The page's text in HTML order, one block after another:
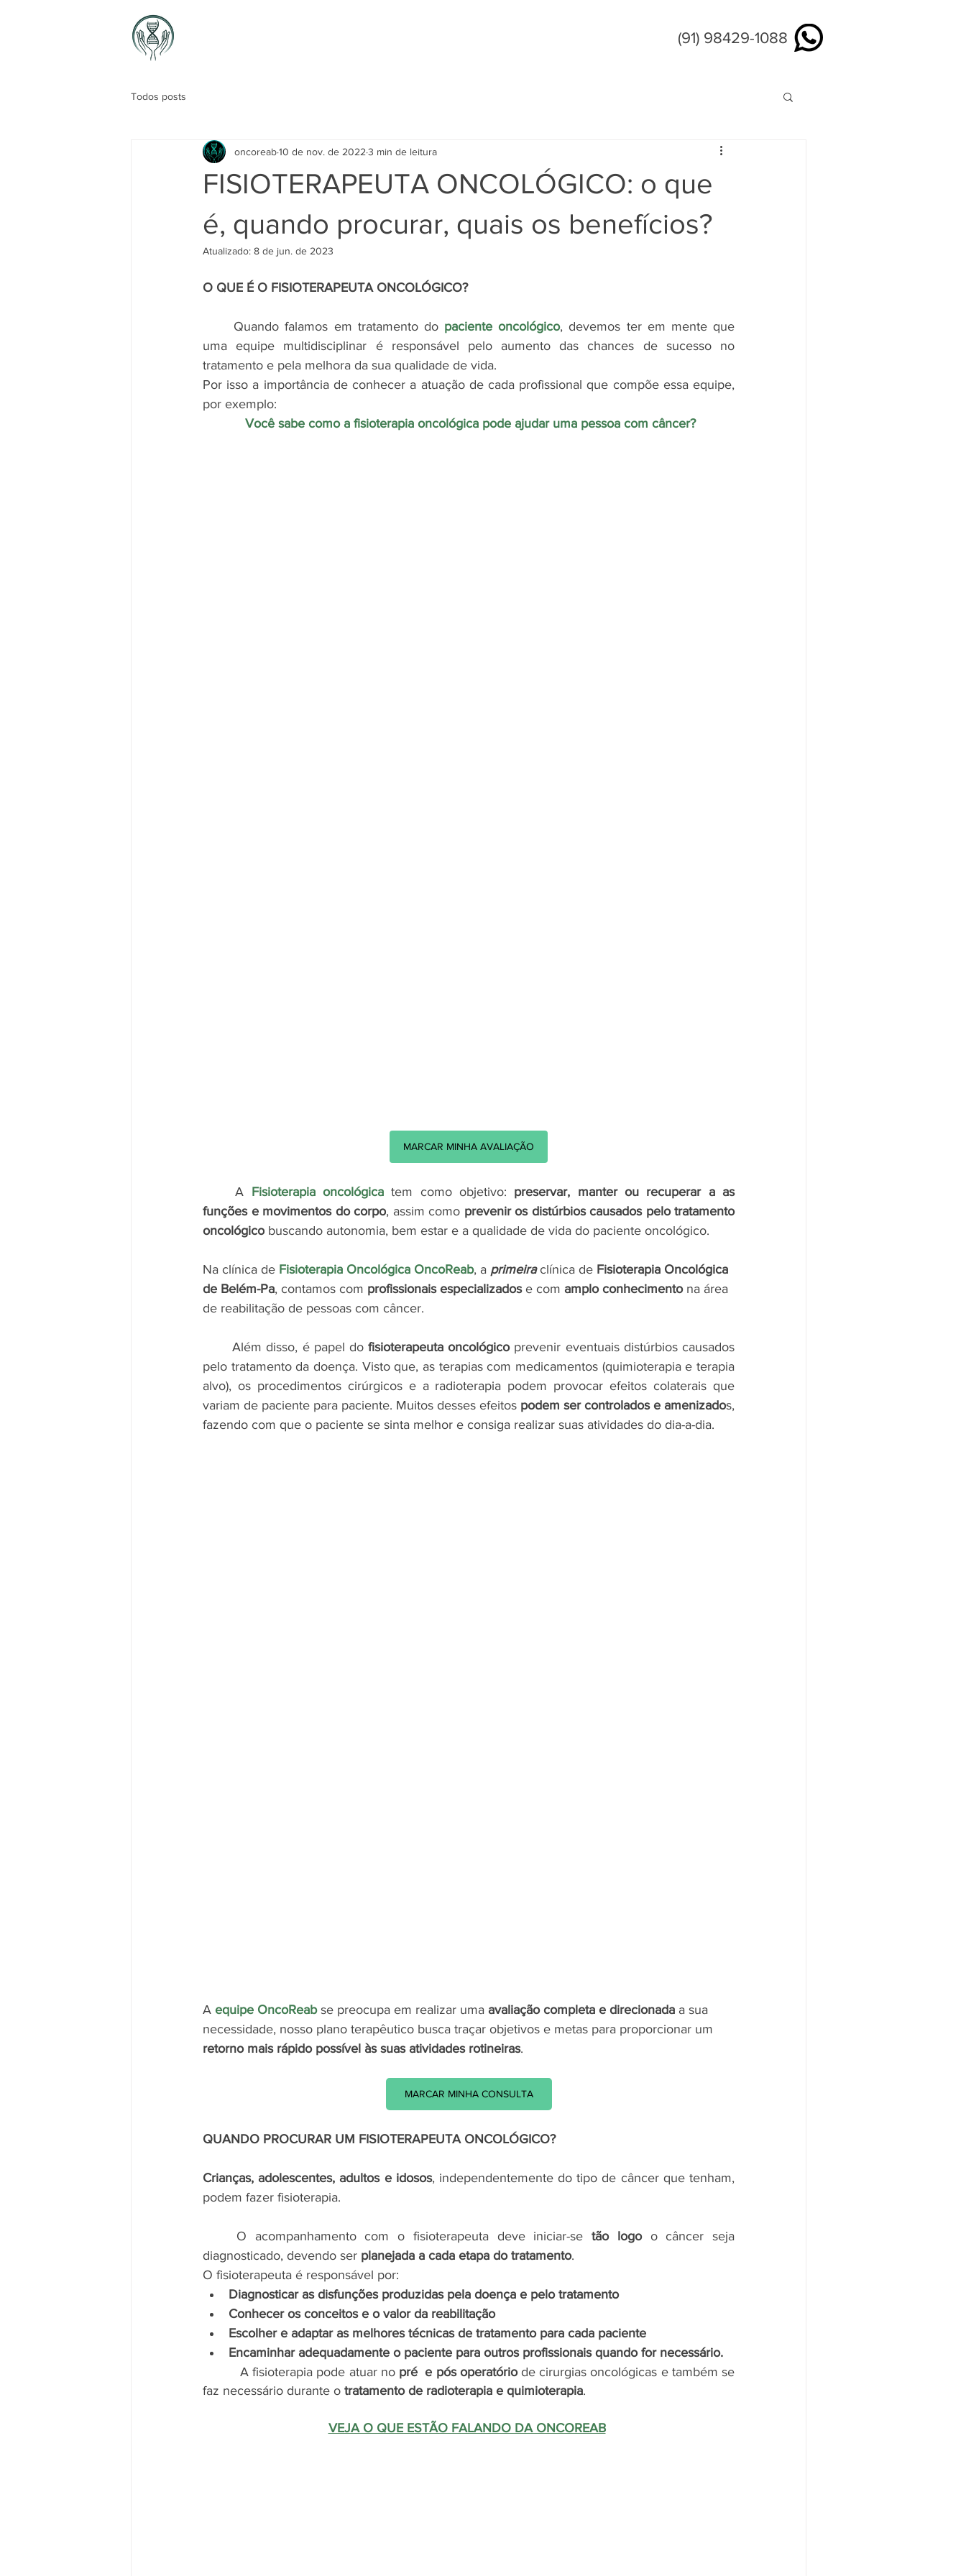
(91) 98429-1088
Todos posts
FISIOTERAPEUTA ONCOLÓGICO: o que
é, quando procurar, quais os benefícios?
oncoreab10 de nov. de 2022 3 min de leitura
Atualizado: 8 de jun. de 2023
O QUE É O FISIOTERAPEUTA ONCOLÓGICO?
	Quando falamos em tratamento do
paciente oncológico, devemos ter em mente que
uma equipe multidisciplinar é responsável pelo aumento das chances de sucesso no
tratamento e pela melhora da sua qualidade de vida.
Por isso a importância de conhecer a atuação de cada profissional que compõe essa equipe,
por exemplo:
Você sabe como a fisioterapia oncológica pode ajudar uma pessoa com câncer?
MARCAR MINHA AVALIAÇÃO
A Fisioterapia oncológica tem como objetivo: preservar, manter ou recuperar a as
funções e movimentos do corpo, assim como prevenir os distúrbios causados pelo tratamento
oncológico buscando autonomia, bem estar e a qualidade de vida do paciente oncológico.
Na clínica de Fisioterapia Oncológica OncoReab, a primeira clínica de Fisioterapia Oncológica
de Belém-Pa, contamos com profissionais especializados e com amplo conhecimento na área
de reabilitação de pessoas com câncer.
	Além disso, é papel do
fisioterapeuta oncológico prevenir eventuais distúrbios causados
pelo tratamento da doença. Visto que, as terapias com medicamentos (quimioterapia e terapia
alvo), os procedimentos cirúrgicos e a radioterapia podem provocar efeitos colaterais que
variam de paciente para paciente. Muitos desses efeitos podem ser controlados e amenizados,
fazendo com que o paciente se sinta melhor e consiga realizar suas atividades do dia-a-dia.
A equipe OncoReab se preocupa em realizar uma avaliação completa e direcionada a sua
necessidade, nosso plano terapêutico busca traçar objetivos e metas para proporcionar um
retorno mais rápido possível às suas atividades rotineiras.
MARCAR MINHA CONSULTA
QUANDO PROCURAR UM FISIOTERAPEUTA ONCOLÓGICO?
Crianças, adolescentes, adultos e idosos, independentemente do tipo de câncer que tenham,
podem fazer fisioterapia.
	O acompanhamento com o fisioterapeuta deve iniciar-se
tão logo o câncer seja
diagnosticado, devendo ser planejada a cada etapa do tratamento.
O fisioterapeuta é responsável por:
Diagnosticar as disfunções produzidas pela doença e pelo tratamento
Conhecer os conceitos e o valor da reabilitação
Escolher e adaptar as melhores técnicas de tratamento para cada paciente
Encaminhar adequadamente o paciente para outros profissionais quando for necessário.
A fisioterapia pode atuar no pré  e pós operatório de cirurgias oncológicas e também se
faz necessário durante o tratamento de radioterapia e quimioterapia.
VEJA O QUE ESTÃO FALANDO DA ONCOREAB